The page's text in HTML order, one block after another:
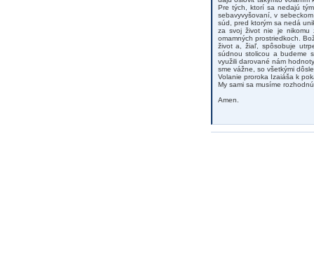
Pre tých, ktorí sa nedajú
sebavyvyšovaní, v
súd, pred ktorým sa nedá
za svoj život nie je nikomu
omamných prostriedkoch.
život a, žiaľ, spôsobuje
súdnou stolicou a budeme
využili darované nám
sme vážne, so všetkými
Volanie proroka Izaiáša k
My sami sa musíme
Amen.